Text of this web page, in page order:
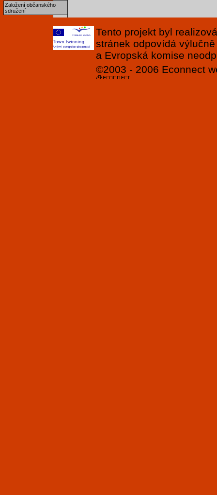
Založení občanského
sdružení
Tento projekt byl
stránek odpovídá
a Evropská komise
©2003 - 2006 Econnect